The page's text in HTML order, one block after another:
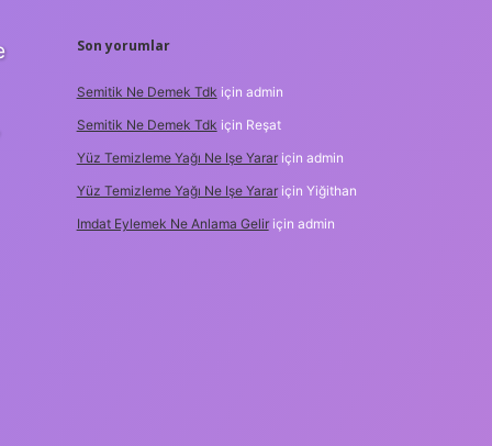
Son yorumlar
Semitik Ne Demek Tdk için admin
Semitik Ne Demek Tdk için Reşat
Yüz Temizleme Yağı Ne Işe Yarariçin admin
Yüz Temizleme Yağı Ne Işe Yarariçin Yiğithan
Imdat Eylemek Ne Anlama Geliriçin admin